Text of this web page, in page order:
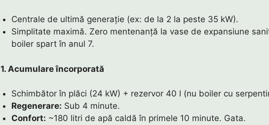
Centrale de ultimă generație (ex: de la 2 la peste 35 kW).
Simplitate maximă. Zero mentenanță la vase de expansiune
boiler spart în anul 7.
1. Acumulare încorporată
Schimbător în plăci (24 kW) + rezervor 40 l (nu boiler cu
Regenerare: Sub 4 minute.
Confort: ~180 litri de apă caldă în primele 10 minute. Gata.